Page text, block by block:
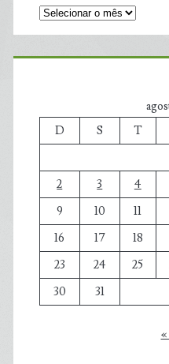
D
S T
2
3 4
9
10 11
16
17 18
23
24 25
30
31